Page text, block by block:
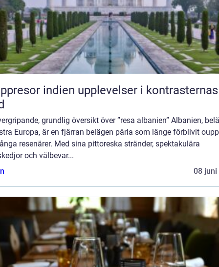
indien upplevelser i kontrasternas
grundlig översikt över ”resa albanien” Albanien,
Europa, är en fjärran belägen pärla som länge förblivit
resenärer. Med sina pittoreska stränder, spektakulära
och välbevar...
08 juni